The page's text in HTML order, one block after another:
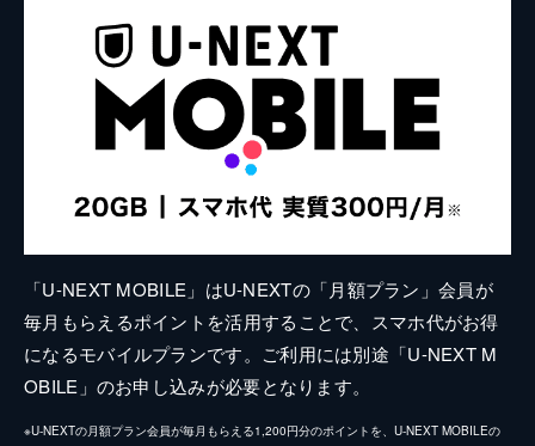
「U-NEXT MOBILE」はU-NEXTの「月額プラン」会員が
毎月もらえるポイントを活用することで、スマホ代がお得
になるモバイルプランです。ご利用には別途「U-NEXT M
OBILE」のお申し込みが必要となります。
※U-NEXTの月額プラン会員が毎月もらえる1,200円分のポイントを、U-NEXT MOBILEの